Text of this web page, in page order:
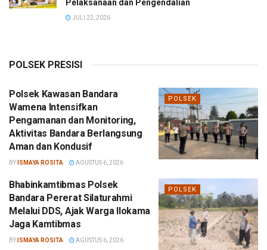
Pelaksanaan dan Pengendalian
JULI 22, 2026
POLSEK PRESISI
POLSEK
Polsek Kawasan Bandara
Wamena Intensifkan
Pengamanan dan Monitoring,
Aktivitas Bandara Berlangsung
Aman dan Kondusif
BY ISMAYA ROSITA AGUSTUS 6, 2026
POLSEK
Bhabinkamtibmas Polsek
Bandara Pererat Silaturahmi
Melalui DDS, Ajak Warga Ilokama
Jaga Kamtibmas
BY ISMAYA ROSITA AGUSTUS 6, 2026